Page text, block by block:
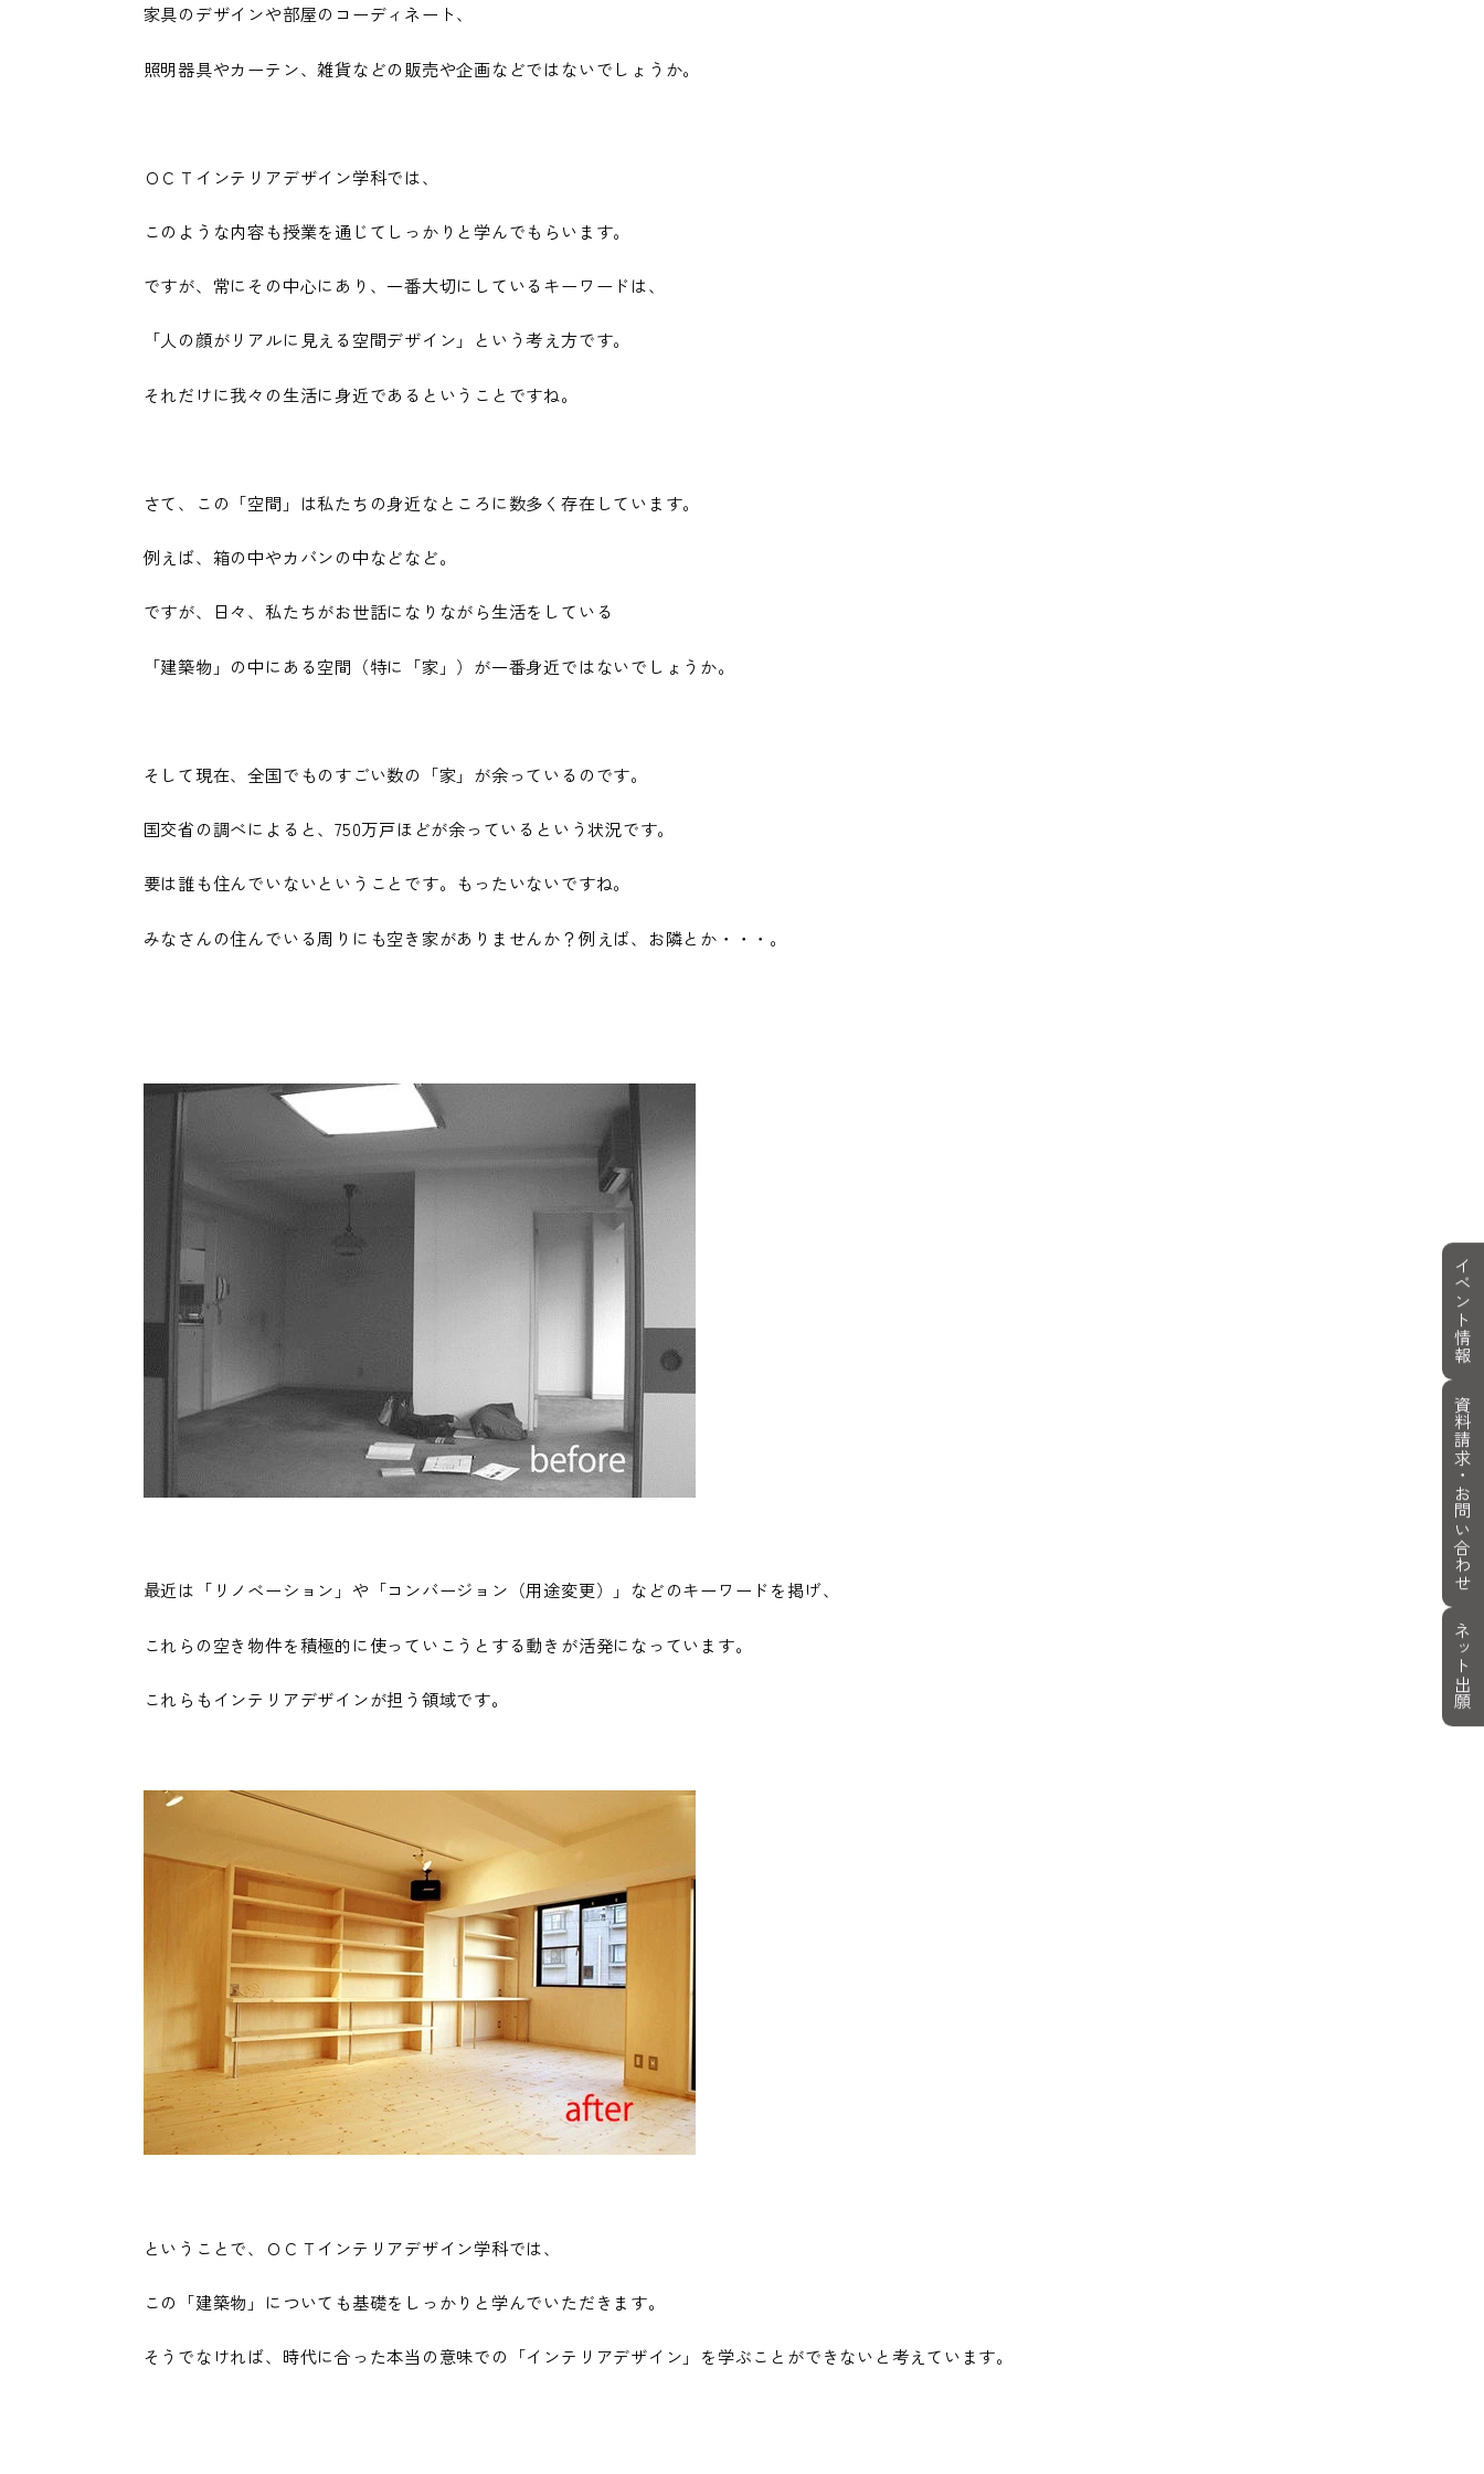
家具のデザインや部屋のコーディネート、
照明器具やカーテン、雑貨などの販売や企画などではないでしょうか。
ＯＣＴインテリアデザイン学科では、
このような内容も授業を通じてしっかりと学んでもらいます。
ですが、常にその中心にあり、一番大切にしているキーワードは、
「人の顔がリアルに見える空間デザイン」という考え方です。
それだけに我々の生活に身近であるということですね。
さて、この「空間」は私たちの身近なところに数多く存在しています。
例えば、箱の中やカバンの中などなど。
ですが、日々、私たちがお世話になりながら生活をしている
「建築物」の中にある空間（特に「家」）が一番身近ではないでしょうか。
そして現在、全国でものすごい数の「家」が余っているのです。
国交省の調べによると、750万戸ほどが余っているという状況です。
要は誰も住んでいないということです。もったいないですね。
みなさんの住んでいる周りにも空き家がありませんか？例えば、お隣とか・・・。
最近は「リノベーション」や「コンバージョン（用途変更）」などのキーワードを掲げ、
これらの空き物件を積極的に使っていこうとする動きが活発になっています。
これらもインテリアデザインが担う領域です。
ということで、ＯＣＴインテリアデザイン学科では、
この「建築物」についても基礎をしっかりと学んでいただきます。
そうでなければ、時代に合った本当の意味での「インテリアデザイン」を学ぶことができないと考えています。
イベント情報
資料請求・
お問い合わせ
ネット出願